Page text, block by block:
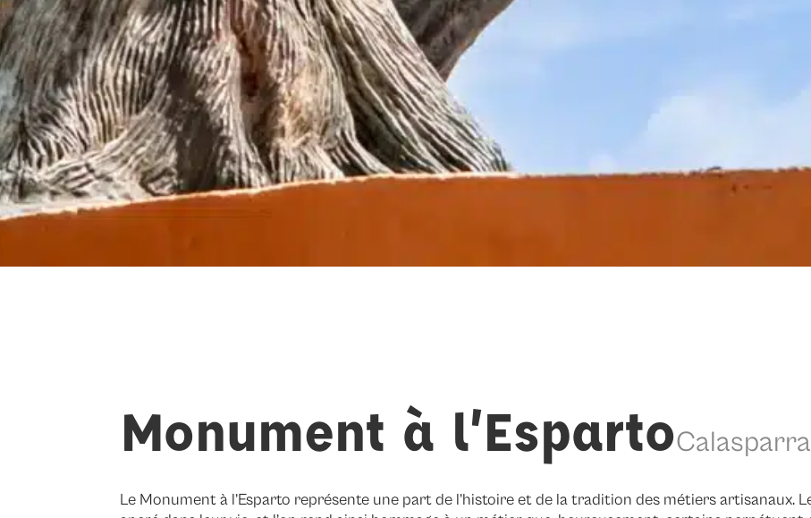
Monument à l’EspartoCalasparra
Le Monument à l’Esparto représente une part de l’histoire et de la tradition des métiers artisanaux.